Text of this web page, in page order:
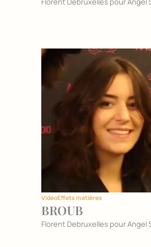
VidéoEffets matières
BROUB
Florent Debruxelles pour Angel